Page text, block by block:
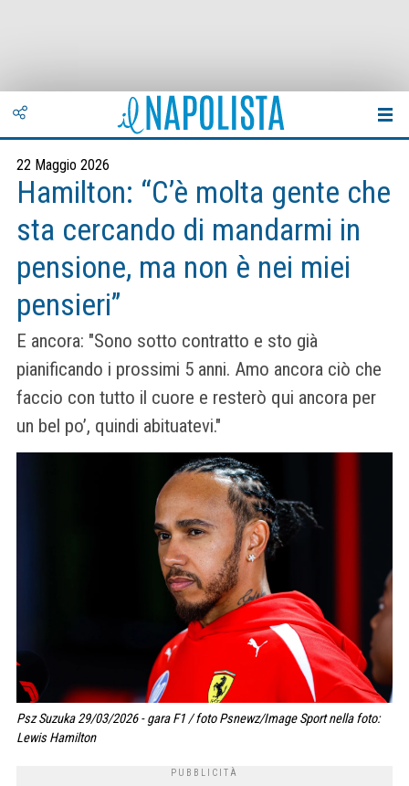
22 Maggio 2026
Hamilton: “C’è molta gente che
sta cercando di mandarmi in
pensione, ma non è nei miei
pensieri”
E ancora: "Sono sotto contratto e sto già
pianificando i prossimi 5 anni. Amo ancora ciò che
faccio con tutto il cuore e resterò qui ancora per
un bel po’, quindi abituatevi."
Psz Suzuka 29/03/2026 - gara F1 / foto Psnewz/Image Sport nella foto:
Lewis Hamilton